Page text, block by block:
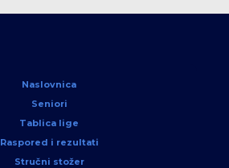
Naslovnica
Seniori
Tablica lige
Raspored i rezultati
Stručni stožer